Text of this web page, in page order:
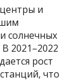
и
солнечных
2021–2022
рост
что